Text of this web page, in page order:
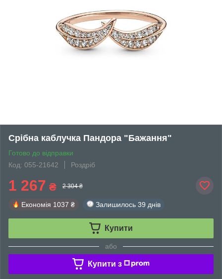
Срібна каблучка Пандора "Бажання"
Готово до відправки
Код: 055-21642
Роздріб
1 267 ₴ 2 304 ₴
Економія 1037 ₴ Залишилось 39 днів
Купити
або
Купити з